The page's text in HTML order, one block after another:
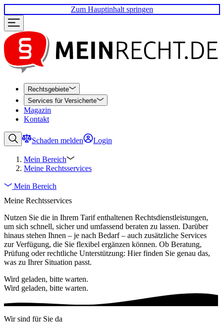
Zum Hauptinhalt springen
Rechtsgebiete
Services für Versicherte
Magazin
Kontakt
Schaden melden Login
Mein Bereich
Meine Rechtsservices
Mein Bereich
Meine Rechtsservices
Nutzen Sie die in Ihrem Tarif enthaltenen Rechtsdienstleistungen,
um sich schnell, sicher und umfassend beraten zu lassen. Darüber
hinaus stehen Ihnen – je nach Bedarf – auch zusätzliche Services
zur Verfügung, die Sie flexibel ergänzen können. Ob Beratung,
Prüfung oder rechtliche Unterstützung: Hier finden Sie genau das,
was zu Ihrer Situation passt.
Wird geladen, bitte warten.
Wird geladen, bitte warten.
Wir sind für Sie da